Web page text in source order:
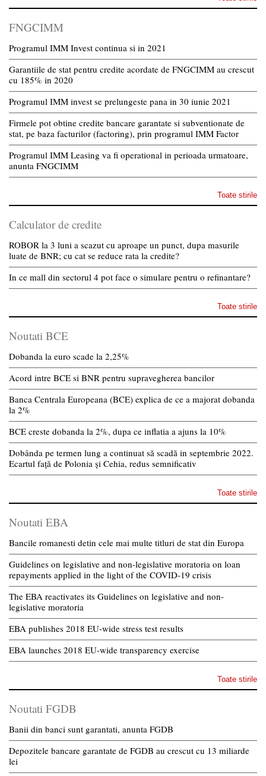
FNGCIMM
Programul IMM Invest continua si in 2021
Garantiile de stat pentru credite acordate de FNGCIMM au crescut
cu 185% in 2020
Programul IMM invest se prelungeste pana in 30 iunie 2021
Firmele pot obtine credite bancare garantate si subventionate de
stat, pe baza facturilor (factoring), prin programul IMM Factor
Programul IMM Leasing va fi operational in perioada urmatoare,
anunta FNGCIMM
Toate stirile
Calculator de credite
ROBOR la 3 luni a scazut cu aproape un punct, dupa masurile
luate de BNR; cu cat se reduce rata la credite?
In ce mall din sectorul 4 pot face o simulare pentru o refinantare?
Toate stirile
Noutati BCE
Dobanda la euro scade la 2,25%
Acord intre BCE si BNR pentru supravegherea bancilor
Banca Centrala Europeana (BCE) explica de ce a majorat dobanda
la 2%
BCE creste dobanda la 2%, dupa ce inflatia a ajuns la 10%
Dobânda pe termen lung a continuat să scadă in septembrie 2022.
Ecartul față de Polonia și Cehia, redus semnificativ
Toate stirile
Noutati EBA
Bancile romanesti detin cele mai multe titluri de stat din Europa
Guidelines on legislative and non-legislative moratoria on loan
repayments applied in the light of the COVID-19 crisis
The EBA reactivates its Guidelines on legislative and non-
legislative moratoria
EBA publishes 2018 EU-wide stress test results
EBA launches 2018 EU-wide transparency exercise
Toate stirile
Noutati FGDB
Banii din banci sunt garantati, anunta FGDB
Depozitele bancare garantate de FGDB au crescut cu 13 miliarde
lei